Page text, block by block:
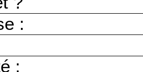
:
: